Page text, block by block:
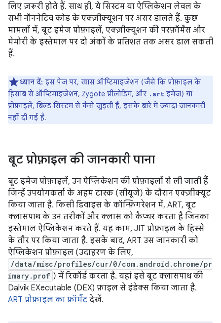
लिए ज़रूरी होते हैं. साथ ही, ये सिस्टम या ऐप्लिकेशन लेवल के
सभी नॉननेटिव कोड के एक्ज़ीक्यूशन पर असर डालते हैं. कुछ
मामलों में, बूट इमेज प्रोफ़ाइलें, एक्ज़ीक्यूशन की परफ़ॉर्मेंस और
मेमोरी के इस्तेमाल पर दो अंकों के प्रतिशत तक असर डाल सकती
हैं.
ध्यान दें: इस पेज पर, खास ऑप्टिमाइज़ेशन (जैसे कि प्रोफ़ाइल के
हिसाब से ऑप्टिमाइज़ेशन, Zygote प्रीलोडिंग, और .art इमेज) या
प्रोफ़ाइलें, बिल्ड सिस्टम से कैसे जुड़ती हैं, इसके बारे में ज़्यादा जानकारी
नहीं दी गई है.
बूट प्रोफ़ाइल की जानकारी पाना
बूट इमेज प्रोफ़ाइलें, उन ऐप्लिकेशन की प्रोफ़ाइलों से ली जाती हैं
जिन्हें उपयोगकर्ता के अहम टास्क (सीयूजे) के दौरान एक्ज़ीक्यूट
किया जाता है. किसी डिवाइस के कॉन्फ़िगरेशन में, ART, बूट
क्लासपाथ के उन तरीकों और क्लास को कैप्चर करता है जिनका
इस्तेमाल ऐप्लिकेशन करते हैं. यह काम, JIT प्रोफ़ाइल के हिस्से
के तौर पर किया जाता है. इसके बाद, ART उस जानकारी को
ऐप्लिकेशन प्रोफ़ाइल (उदाहरण के लिए,
/data/misc/profiles/cur/0/com.android.chrome/pr
imary.prof ) में रिकॉर्ड करता है. यहां इसे बूट क्लासपाथ की
Dalvik EXecutable (DEX) फ़ाइल से इंडेक्स किया जाता है.
ART प्रोफ़ाइल का फ़ॉर्मैट देखें.